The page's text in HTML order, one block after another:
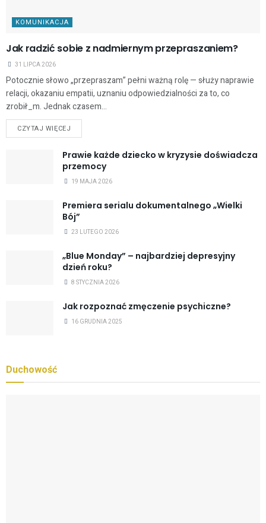
KOMUNIKACJA
Jak radzić sobie z nadmiernym przepraszaniem?
31 LIPCA 2026
Potocznie słowo „przepraszam” pełni ważną rolę — służy naprawie
relacji, okazaniu empatii, uznaniu odpowiedzialności za to, co
zrobił_m. Jednak czasem...
CZYTAJ WIĘCEJ
Prawie każde dziecko w kryzysie doświadcza
przemocy
19 MAJA 2026
Premiera serialu dokumentalnego „Wielki
Bój”
23 LUTEGO 2026
„Blue Monday” – najbardziej depresyjny
dzień roku?
8 STYCZNIA 2026
Jak rozpoznać zmęczenie psychiczne?
16 GRUDNIA 2025
Duchowość